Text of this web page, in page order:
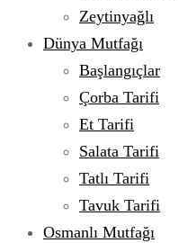
Zeytinyağlı
Dünya Mutfağı
Başlangıçlar
Çorba Tarifi
Et Tarifi
Salata Tarifi
Tatlı Tarifi
Tavuk Tarifi
Osmanlı Mutfağı